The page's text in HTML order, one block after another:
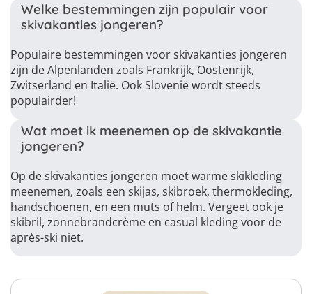
Welke bestemmingen zijn populair voor
skivakanties jongeren?
Populaire bestemmingen voor skivakanties jongeren
zijn de Alpenlanden zoals Frankrijk, Oostenrijk,
Zwitserland en Italië. Ook Slovenië wordt steeds
populairder!
Wat moet ik meenemen op de skivakantie
jongeren?
Op de skivakanties jongeren moet warme skikleding
meenemen, zoals een skijas, skibroek, thermokleding,
handschoenen, en een muts of helm. Vergeet ook je
skibril, zonnebrandcrème en casual kleding voor de
après-ski niet.